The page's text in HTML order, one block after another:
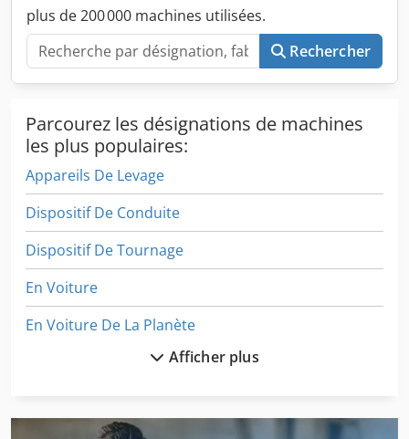
plus de 200 000 machines utilisées.
Rechercher
Parcourez les désignations de machines
les plus populaires:
Appareils De Levage
Dispositif De Conduite
Dispositif De Tournage
En Voiture
En Voiture De La Planète
Afficher plus